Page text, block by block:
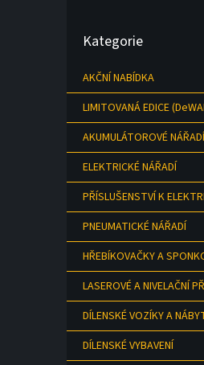
n
p
e
kategorie
Kategorie
AKČNÍ NABÍDKA
LIMITOVANÁ EDICE
AKUMULÁTOROVÉ NÁŘADÍ
ELEKTRICKÉ NÁŘADÍ
PŘÍSLUŠENSTVÍ K
PNEUMATICKÉ NÁŘADÍ
HŘEBÍKOVAČKY A
LASEROVÉ A NIVELAČNÍ
DÍLENSKÉ VOZÍKY A
DÍLENSKÉ VYBAVENÍ